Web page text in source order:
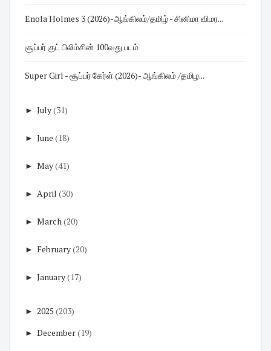
Enola Holmes 3 (2026)-ஆங்கிலம்/தமிழ் - சினிமா விமர...
சூப்பர் குட் பிலிம்சின் 100வது படம்
Super Girl - சூப்பர் கேர்ள் (2026)- ஆங்கிலம் /தமிழ...
► July(31)
► June (18)
► May(41)
► April (30)
► March (20)
► February(20)
► January(17)
► 2025 (203)
► December(19)